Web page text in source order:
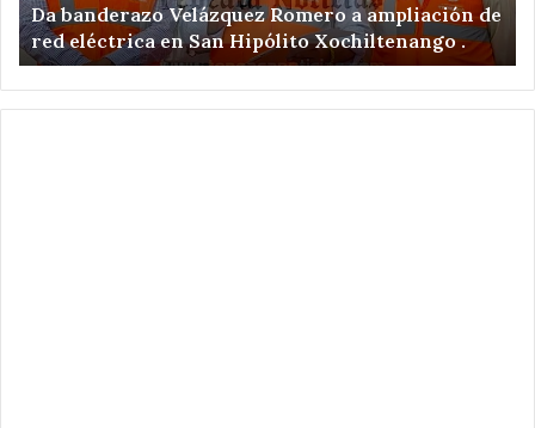
Velázquez Romero a ampliación de
en San Hipólito Xochiltenango .
en
zona
ilegales